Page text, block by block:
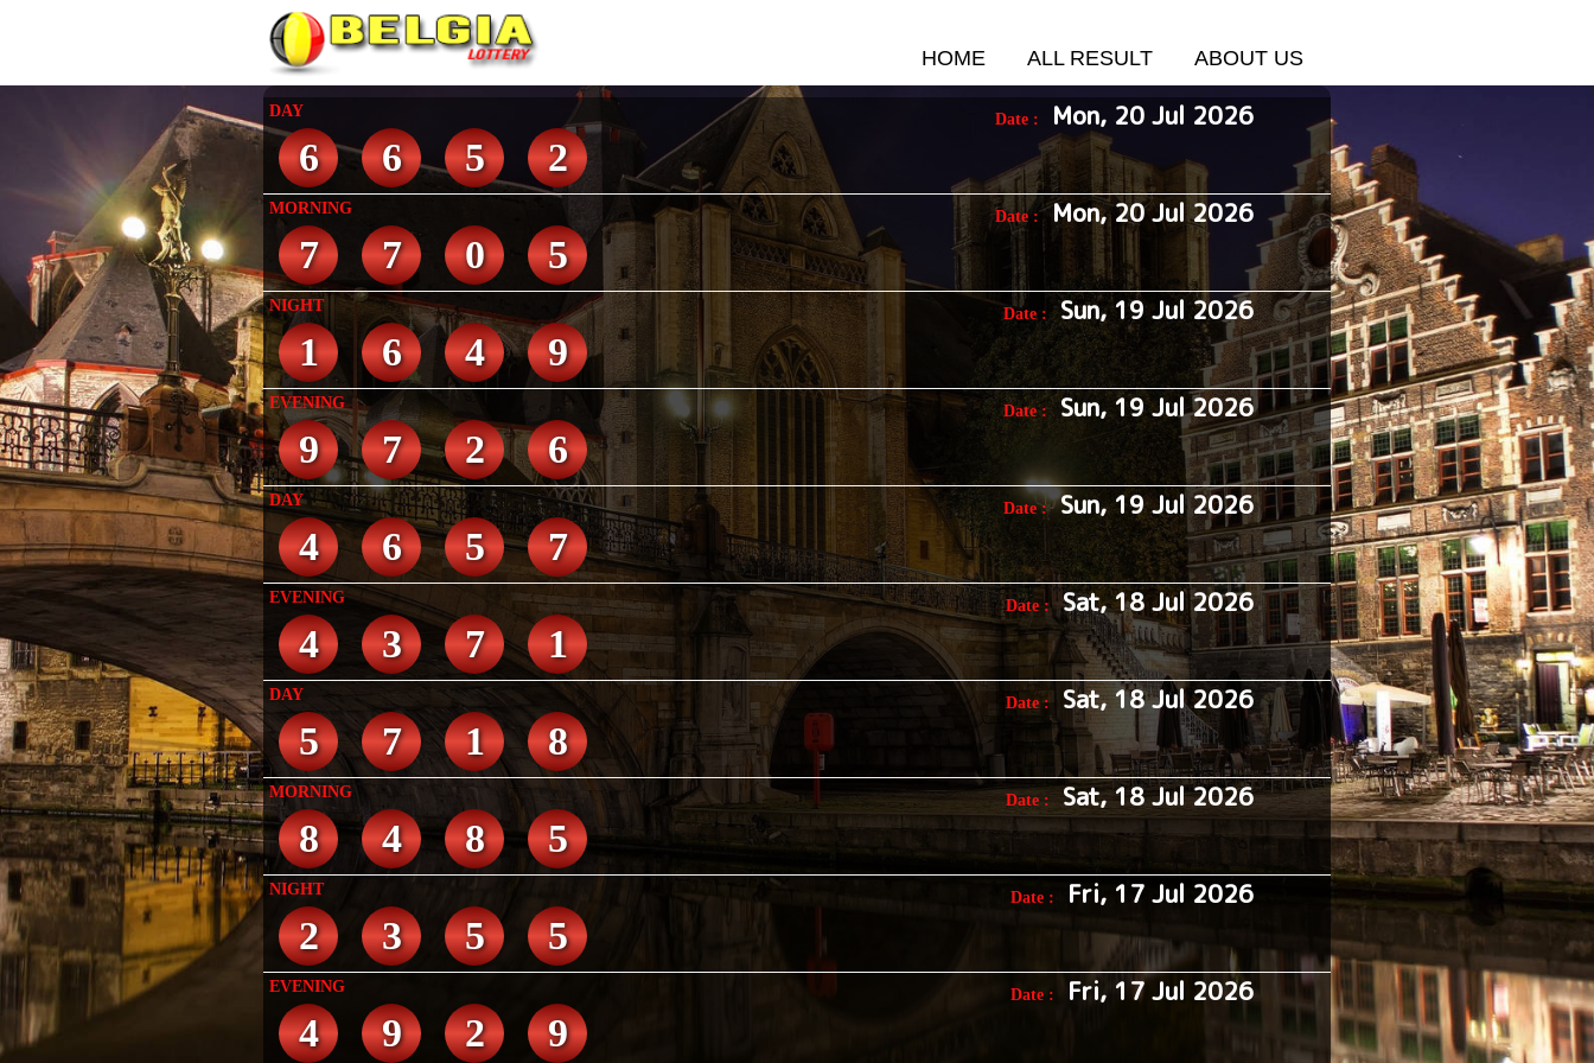
HOME ALL RESULT ABOUT US
DAY Date : Mon, 20 Jul 2026
6 6 5 2
MORNING Date : Mon, 20 Jul 2026
7 7 0 5
NIGHT Date : Sun, 19 Jul 2026
1 6 4 9
EVENING Date : Sun, 19 Jul 2026
9 7 2 6
DAY Date : Sun, 19 Jul 2026
4 6 5 7
EVENING Date : Sat, 18 Jul 2026
4 3 7 1
DAY Date : Sat, 18 Jul 2026
5 7 1 8
MORNING Date : Sat, 18 Jul 2026
8 4 8 5
NIGHT Date : Fri, 17 Jul 2026
2 3 5 5
EVENING Date : Fri, 17 Jul 2026
4 9 2 9